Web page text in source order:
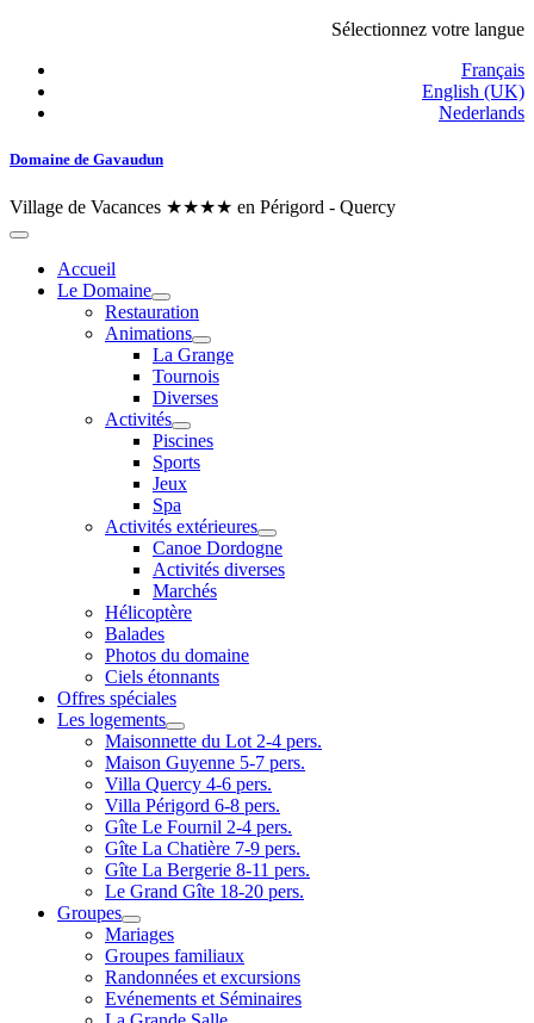
Sélectionnez votre langue
Français
English (UK)
Nederlands
Domaine de Gavaudun
Village de Vacances ★★★★ en Périgord - Quercy
Accueil
Le Domaine
Restauration
Animations
La Grange
Tournois
Diverses
Activités
Piscines
Sports
Jeux
Spa
Activités extérieures
Canoe Dordogne
Activités diverses
Marchés
Hélicoptère
Balades
Photos du domaine
Ciels étonnants
Offres spéciales
Les logements
Maisonnette du Lot 2-4 pers.
Maison Guyenne 5-7 pers.
Villa Quercy 4-6 pers.
Villa Périgord 6-8 pers.
Gîte Le Fournil 2-4 pers.
Gîte La Chatière 7-9 pers.
Gîte La Bergerie 8-11 pers.
Le Grand Gîte 18-20 pers.
Groupes
Mariages
Groupes familiaux
Randonnées et excursions
Evénements et Séminaires